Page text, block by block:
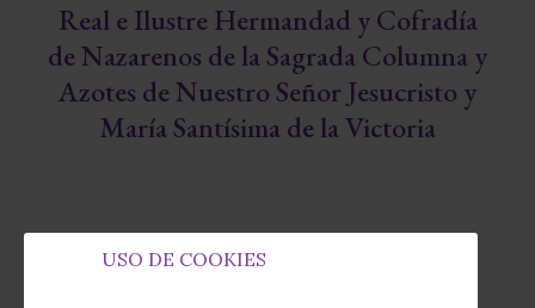
Real e Ilustre Hermandad y Cofradía
de Nazarenos de la Sagrada Columna y
Azotes de Nuestro Señor Jesucristo y
María Santísima de la Victoria
USO DE COOKIES